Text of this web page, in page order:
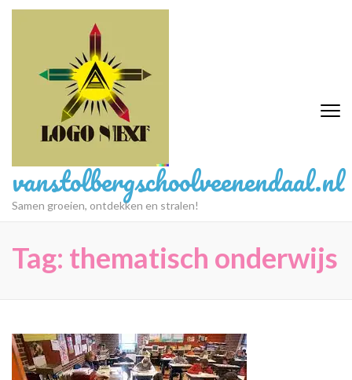
Ga
vanstolbergschoolveenendaal.nl
Samen groeien, ontdekken en stralen!
Tag: thematisch onderwijs